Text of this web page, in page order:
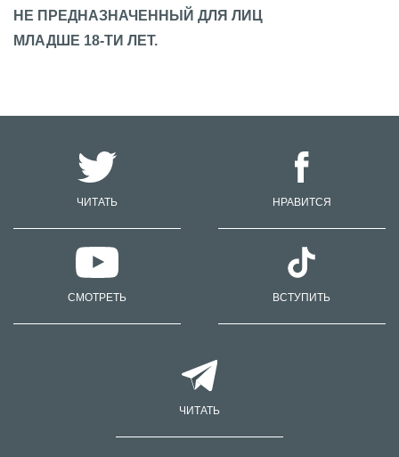
НЕ ПРЕДНАЗНАЧЕННЫЙ ДЛЯ ЛИЦ
МЛАДШЕ 18-ТИ ЛЕТ.
ЧИТАТЬ НРАВИТСЯ
СМОТРЕТЬ ВСТУПИТЬ
ЧИТАТЬ